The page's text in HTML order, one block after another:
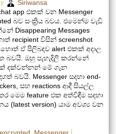
Siriwansa
app එකක් වන Messenger
බව සංක්‍රිය බවය. එමෙන්ම වැඩි
Disappearing Messages
විසින් screenshot
ඒ පිලිබඳව alert එකක් අදාල
ඔහු පැහැදිලි කරන්නේ
දක්වන්නන් මේ ගැන
බවයි. Messenger සදහා end-
සහ reactions ආදී සියල්ල
මෙම feature එක අත්විඳීම සදහා
(latest version) යාම අවශ්‍ය වන
|